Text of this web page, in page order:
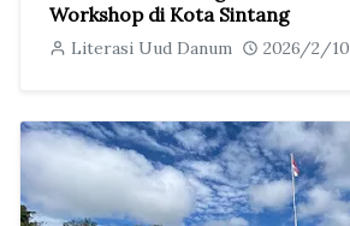
Workshop di Kota Sintang
Literasi Uud Danum 2026/2/10